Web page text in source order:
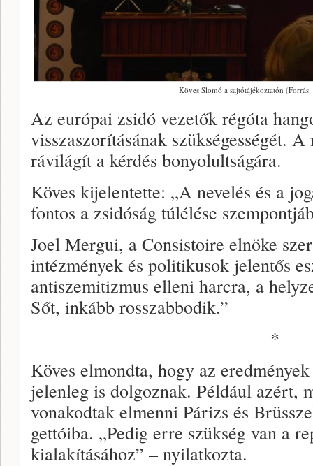
Köves Slomó a sajtótájékoztatón
Az európai zsidó vezetők régóta
visszaszorításának szükségességét.
rávilágít a kérdés bonyolultságára.
Köves kijelentette: „A nevelés és a
fontos a zsidóság túlélése
Joel Mergui, a Consistoire elnöke
intézmények és politikusok jelentős
antiszemitizmus elleni harcra, a
Sőt, inkább rosszabbodik.”
*
Köves elmondta, hogy az
jelenleg is dolgoznak. Például azért,
vonakodtak elmenni Párizs és
gettóiba. „Pedig erre szükség van a
kialakításához” – nyilatkozta.